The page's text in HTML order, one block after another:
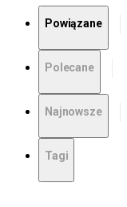
Powiązane
Polecane
Najnowsze
Tagi